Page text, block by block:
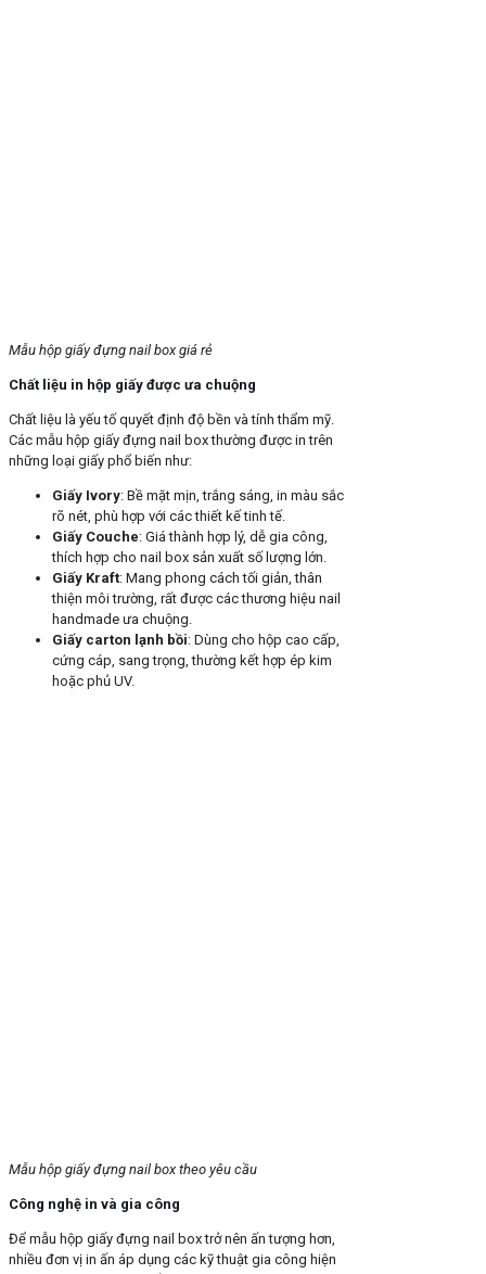
Mẫu hộp giấy đựng nail box giá rẻ
Chất liệu in hộp giấy được ưa chuộng
Chất liệu là yếu tố quyết định độ bền và tính thẩm mỹ.
Các mẫu hộp giấy đựng nail box thường được in trên
những loại giấy phổ biến như:
Giấy Ivory: Bề mặt mịn, trắng sáng, in màu sắc
rõ nét, phù hợp với các thiết kế tinh tế.
Giấy Couche: Giá thành hợp lý, dễ gia công,
thích hợp cho nail box sản xuất số lượng lớn.
Giấy Kraft: Mang phong cách tối giản, thân
thiện môi trường, rất được các thương hiệu nail
handmade ưa chuộng.
Giấy carton lạnh bồi: Dùng cho hộp cao cấp,
cứng cáp, sang trọng, thường kết hợp ép kim
hoặc phủ UV.
Mẫu hộp giấy đựng nail box theo yêu cầu
Công nghệ in và gia công
Để mẫu hộp giấy đựng nail box trở nên ấn tượng hơn,
nhiều đơn vị in ấn áp dụng các kỹ thuật gia công hiện